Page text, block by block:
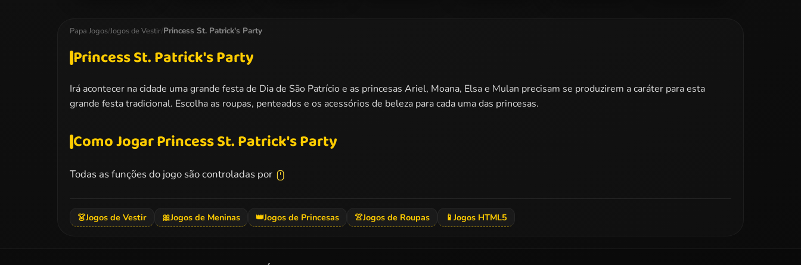
Papa Jogos/Jogos de Vestir/Princess St. Patrick's Party
Princess St. Patrick's Party
Irá acontecer na cidade uma grande festa de Dia de São Patrício e as princesas Ariel, Moana, Elsa e Mulan precisam se produzirem a caráter para esta
grande festa tradicional. Escolha as roupas, penteados e os acessórios de beleza para cada uma das princesas.
Como Jogar Princess St. Patrick's Party
Todas as funções do jogo são controladas por
👗Jogos de Vestir 🎀Jogos de Meninas 👑Jogos de Princesas 👚Jogos de Roupas 📱 Jogos HTML5